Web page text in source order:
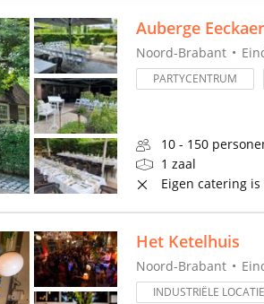
Auberge
Noord-Brabant
PARTYCENTRUM
10 - 150
1 zaal
Eigen catering
Het Ketelhuis
Noord-Brabant
INDUSTRIËLE LOCATIE